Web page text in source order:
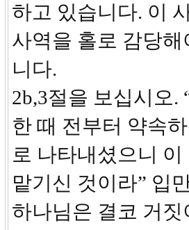
하고 있습니다. 이
사역을 홀로 감당
니다.
2b,3절을 보십시오.
한 때 전부터 약속
로 나타내셨으니
맡기신 것이라” 입
하나님은 결코 거